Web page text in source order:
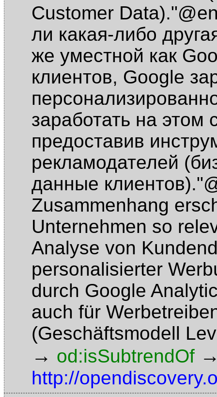
Customer
ли какая-либо
же уместной как
клиентов, Google
заработать на
предоставив
рекламодателей
данные
Zusammenhang
Unternehmen so
Analyse von
personalisierter
durch Google
auch für
(Geschäftsmodell
→ od:isSubtrendOf
http://